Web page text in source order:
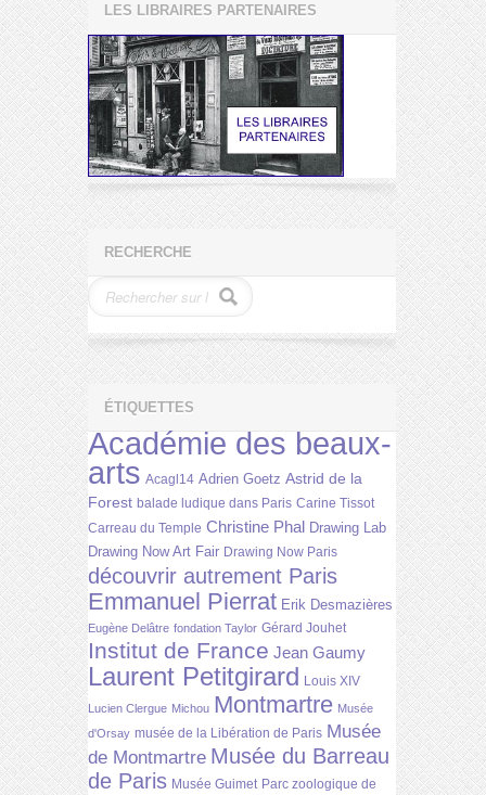
LES LIBRAIRES PARTENAIRES
RECHERCHE
ÉTIQUETTES
Académie des beaux-
arts Acagl14 Adrien Goetz Astrid de la
Forest balade ludique dans Paris Carine Tissot
Carreau du Temple Christine Phal Drawing Lab
Drawing Now Art Fair Drawing Now Paris
découvrir autrement Paris
Emmanuel Pierrat Erik Desmazières
Eugène Delâtre fondation Taylor Gérard Jouhet
Institut de France Jean Gaumy
Laurent Petitgirard Louis XIV
Lucien Clergue Michou Montmartre Musée
d'Orsay musée de la Libération de Paris Musée
de Montmartre Musée du Barreau
de Paris Musée Guimet Parc zoologique de